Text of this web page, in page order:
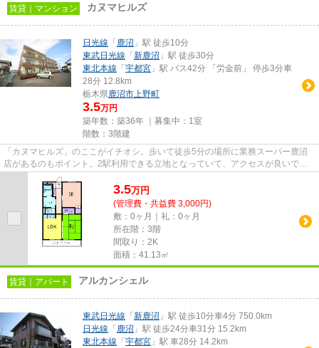
賃貸｜マンション カヌマヒルズ
日光線 「 鹿沼 」駅 徒歩10分
東武日光線 「 新鹿沼 」駅 徒歩30分
東北本線 「 宇都宮 」駅 バス42分 「労金前」 停歩3分車
28分 12.8km
栃木県鹿沼市上野町
3.5万円
築年数：築36年 ｜募集中： 1室
階数：3階建
「カヌマヒルズ」のここがイチオシ。歩いて徒歩5分の場所に業務スーパー鹿沼
店があるのもポイント。2駅利用できる立地となっていて、アクセスが良いで
す。室内に新鮮な空気を取り入れ...
3.5万円
(管理費・共益費 3,000円)
敷：0ヶ月｜礼：0ヶ月
所在階：3階
間取り：2K
面積：41.13㎡
賃貸｜アパート アルカンシェル
東武日光線 「 新鹿沼 」駅 徒歩10分車4分 750.0km
日光線 「 鹿沼 」駅 徒歩24分車31分 15.2km
東北本線 「 宇都宮 」駅 車28分 14.2km